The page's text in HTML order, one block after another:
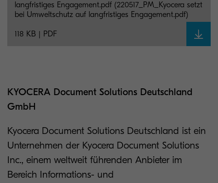
langfristiges Engagement.pdf (220517_PM_Kyocera setzt
bei Umweltschutz auf langfristiges Engagement.pdf)
118 KB | PDF
KYOCERA Document Solutions Deutschland
GmbH
Kyocera Document Solutions Deutschland ist ein
Unternehmen der Kyocera Document Solutions
Inc., einem weltweit führenden Anbieter im
Bereich Informations- und